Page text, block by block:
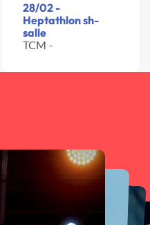
28/02 -
Heptathlon sh-
salle
TCM -